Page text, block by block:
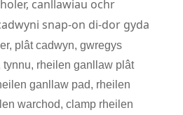
canllawiau ochr
snap-on di-dor gyda
plât cadwyn, gwregys
rheilen ganllaw plât
ganllaw pad, rheilen
warchod, clamp rheilen